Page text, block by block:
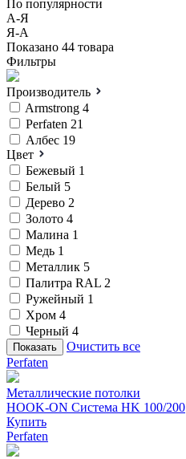
По популярности
А-Я
Я-А
Показано 44 товара
Фильтры
Производитель
Armstrong 4
Perfaten 21
Албес 19
Цвет
Бежевый 1
Белый 5
Дерево 2
Золото 4
Малина 1
Медь 1
Металлик 5
Палитра RAL 2
Ружейный 1
Хром 4
Черный 4
Очистить все
Perfaten
Металлические потолки
HOOK-ON Cистема HK 100/200
Купить
Perfaten